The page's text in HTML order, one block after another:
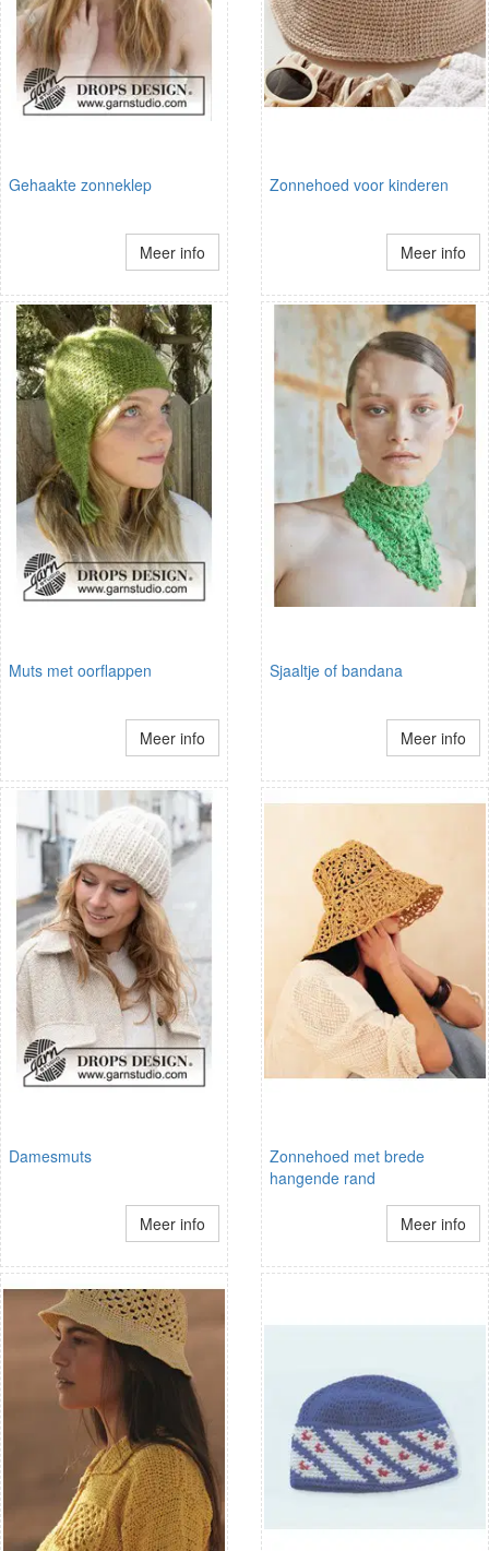
Gehaakte zonneklep
Meer info
Zonnehoed voor kinderen
Meer info
Muts met oorflappen
Meer info
Sjaaltje of bandana
Meer info
Damesmuts
Meer info
Zonnehoed met brede
hangende rand
Meer info